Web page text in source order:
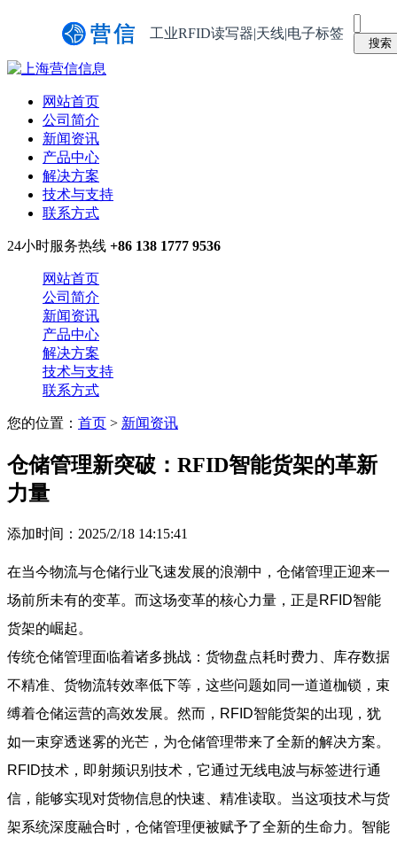
工业RFID读写器|天线|电子标签
网站首页
公司简介
新闻资讯
产品中心
解决方案
技术与支持
联系方式
24小时服务热线 +86 138 1777 9536
网站首页
公司简介
新闻资讯
产品中心
解决方案
技术与支持
联系方式
您的位置： 首页 > 新闻资讯
仓储管理新突破：RFID智能货架的革新
力量
添加时间：2025/2/18 14:15:41
在当今物流与仓储行业飞速发展的浪潮中，仓储管理正迎来一
场前所未有的变革。而这场变革的核心力量，正是RFID智能
货架的崛起。
传统仓储管理面临着诸多挑战：货物盘点耗时费力、库存数据
不精准、货物流转效率低下等，这些问题如同一道道枷锁，束
缚着仓储运营的高效发展。然而，RFID智能货架的出现，犹
如一束穿透迷雾的光芒，为仓储管理带来了全新的解决方案。
RFID技术，即射频识别技术，它通过无线电波与标签进行通
信，能够实现对货物信息的快速、精准读取。当这项技术与货
架系统深度融合时，仓储管理便被赋予了全新的生命力。智能